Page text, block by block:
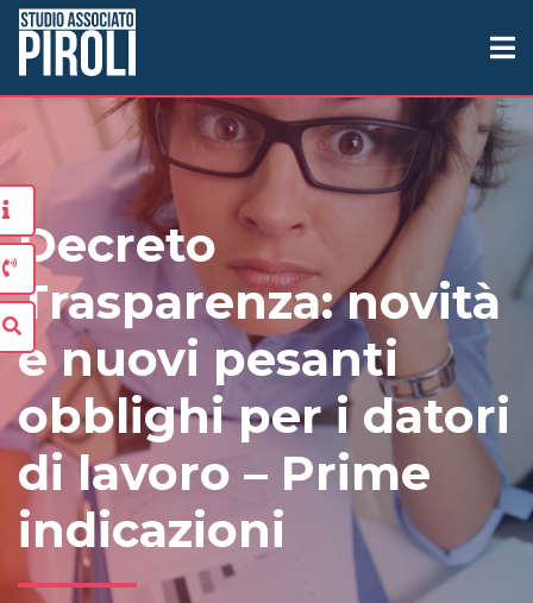
Decreto
Trasparenza: novità
e nuovi pesanti
obblighi per i datori
di lavoro – Prime
indicazioni